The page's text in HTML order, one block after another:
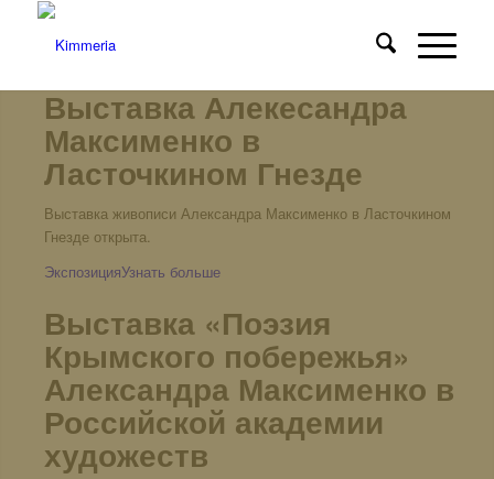
Выставка Алекесандра
Максименко в
Ласточкином Гнезде
Выставка живописи Александра Максименко в Ласточкином
Гнезде открыта.
ЭкспозицияУзнать больше
Выставка «Поэзия
Крымского побережья»
Александра Максименко в
Российской академии
художеств